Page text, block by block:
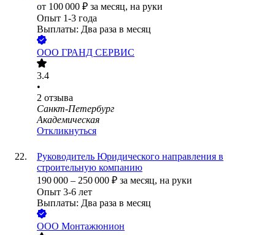
от 100 000 ₽ за месяц, на руки
Опыт 1-3 года
Выплаты: Два раза в месяц
ООО ГРАНД СЕРВИС
3.4
•
2 отзыва
Санкт-Петербург
Академическая
Откликнуться
Руководитель Юридического направления в
строительную компанию
190 000 – 250 000 ₽ за месяц, на руки
Опыт 3-6 лет
Выплаты: Два раза в месяц
ООО Монтажюнион